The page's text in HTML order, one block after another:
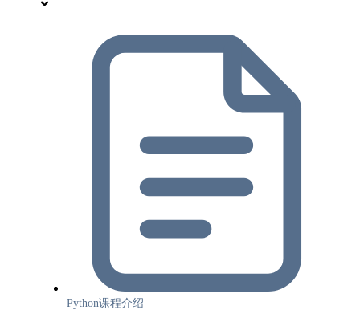
Python课程介绍